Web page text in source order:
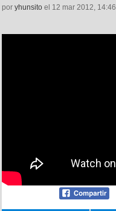
por yhunsito el 12 mar 2012, 14:46